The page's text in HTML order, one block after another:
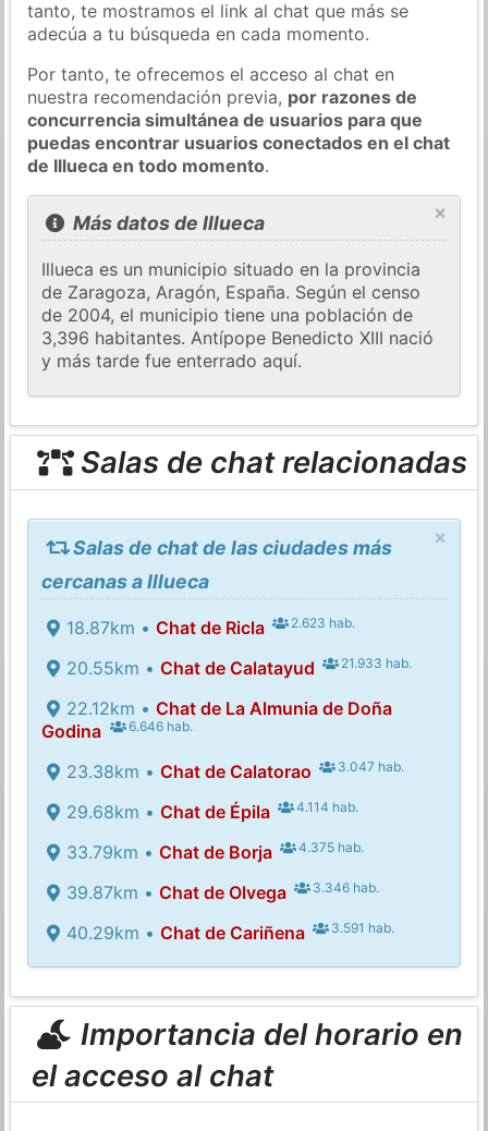
tanto, te mostramos el link al chat que más se
adecúa a tu búsqueda en cada momento.
Por tanto, te ofrecemos el acceso al chat en
nuestra recomendación previa, por razones de
concurrencia simultánea de usuarios para que
puedas encontrar usuarios conectados en el chat
de Illueca en todo momento.
×
Más datos de Illueca
Illueca es un municipio situado en la provincia
de Zaragoza, Aragón, España. Según el censo
de 2004, el municipio tiene una población de
3,396 habitantes. Antípope Benedicto XIII nació
y más tarde fue enterrado aquí.
Salas de chat relacionadas
×
Salas de chat de las ciudades más
cercanas a Illueca
18.87km • Chat de Ricla 2.623 hab.
20.55km • Chat de Calatayud 21.933 hab.
22.12km • Chat de La Almunia de Doña
Godina
6.646 hab.
23.38km • Chat de Calatorao 3.047 hab.
29.68km • Chat de Épila 4.114 hab.
33.79km • Chat de Borja 4.375 hab.
39.87km • Chat de Olvega 3.346 hab.
40.29km • Chat de Cariñena 3.591 hab.
Importancia del horario en
el acceso al chat